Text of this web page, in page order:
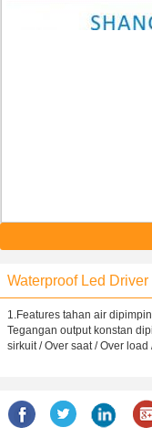
Waterproof Led Driver
1.Features tahan air
Tegangan output konstan
sirkuit / Over saat / Over